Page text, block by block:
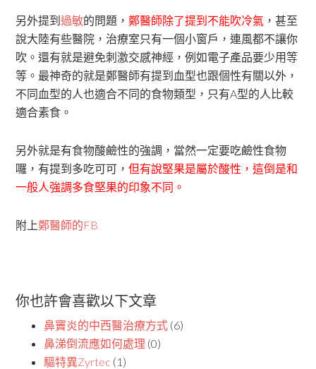
另外提到過敏的問題，鄭醫師除了提到不能吹冷氣 ，甚至
說大陸有些醫院，治療室只有一個小窗戶，連風都不讓你
吹。還有就是避免刺激交感神經，例如電子產品要少用等
等。最神奇的就是鄭醫師有提到血型也跟個性有關以外，
不同血型的人也適合不同的食物類型，只有A型的人比較
適合素食。
另外就是有食物酸鹼性的強調，當然一定要吃鹼性食物
囉，有提到多吃可可，但有說堅果是屬於酸性，這倒是和
一般人強調多食堅果的印象不同。
附上鄭醫師的FB
你也許會喜歡以下文章
鼻竇炎的中西醫治療方式 (6)
鼻涕倒流應如何處理 (0)
驅特異Zyrtec (1)